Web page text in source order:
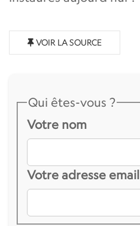
VOIR LA SOURCE
Qui êtes-vous ?
Votre nom
Votre adresse email